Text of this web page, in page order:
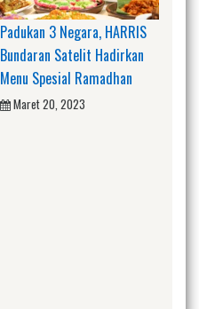
Padukan 3 Negara, HARRIS
Bundaran Satelit Hadirkan
Menu Spesial Ramadhan
Maret 20, 2023